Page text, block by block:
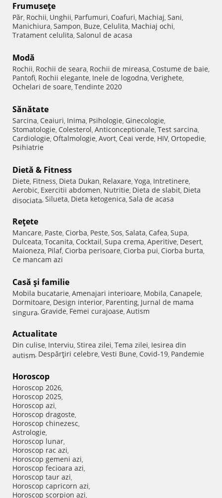
Frumuseţe
Păr, Rochii, Unghii, Parfumuri, Coafuri, Machiaj, Sani,
Manichiura, Sampon, Buze, Celulita, Machiaj ochi,
Tratament celulita, Salonul de acasa
Modă
Rochii, Rochii de seara, Rochii de mireasa, Costume de baie,
Pantofi, Rochii elegante, Inele de logodna, Verighete,
Ochelari de soare, Tendinte 2020
Sănătate
Sarcina, Ceaiuri, Inima, Psihologie, Ginecologie,
Stomatologie, Colesterol, Anticonceptionale, Test sarcina,
Cardiologie, Oftalmologie, Avort, Ceai verde, HIV, Ortopedie,
Psihiatrie
Dietă & Fitness
Diete, Fitness, Dieta Dukan, Relaxare, Yoga, Intretinere,
Aerobic, Exercitii abdomen, Nutritie, Dieta de slabit, Dieta
disociata, Silueta, Dieta ketogenica, Sala de acasa
Reţete
Mancare, Paste, Ciorba, Peste, Sos, Salata, Cafea, Supa,
Dulceata, Tocanita, Cocktail, Supa crema, Aperitive, Desert,
Maioneza, Pilaf, Ciorba perisoare, Ciorba pui, Ciorba burta,
Ce mancam azi
Casă şi familie
Mobila bucatarie, Amenajari interioare, Mobila, Canapele,
Dormitoare, Design interior, Parenting, Jurnal de mama
singura, Gravide, Femei curajoase, Autism
Actualitate
Din culise, Interviu, Stirea zilei, Tema zilei, Iesirea din
autism, Despărţiri celebre, Vesti Bune, Covid-19, Pandemie
Horoscop
Horoscop 2026,
Horoscop 2025,
Horoscop azi,
Horoscop dragoste,
Horoscop chinezesc,
Astrologie,
Horoscop lunar,
Horoscop rac azi,
Horoscop gemeni azi,
Horoscop fecioara azi,
Horoscop taur azi,
Horoscop capricorn azi,
Horoscop scorpion azi,